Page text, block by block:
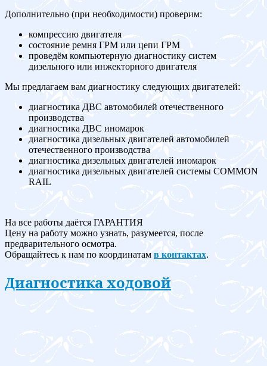
Дополнительно (при необходимости) проверим:
компрессию двигателя
состояние ремня ГРМ или цепи ГРМ
проведём компьютерную диагностику систем
дизельного или инжекторного двигателя
Мы предлагаем вам диагностику следующих двигателей:
диагностика ДВС автомобилей отечественного
производства
диагностика ДВС иномарок
диагностика дизельных двигателей автомобилей
отечественного производства
диагностика дизельных двигателей иномарок
диагностика дизельных двигателей системы COMMON
RAIL
На все работы даётся ГАРАНТИЯ
Цену на работу можно узнать, разумеется, после
предварительного осмотра.
Обращайтесь к нам по координатам в контактах.
Диагностика ходовой